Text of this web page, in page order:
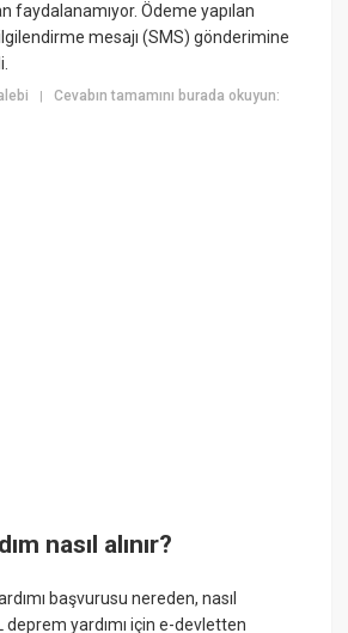
faydalanamıyor. Ödeme yapılan
mesajı (SMS) gönderimine
|Cevabın tamamını burada okuyun:
nasıl alınır?
başvurusu nereden, nasıl
deprem yardımı için e-devletten